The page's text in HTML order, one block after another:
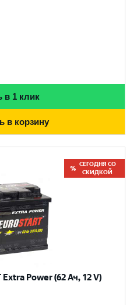
в 1 клик
в корзину
СЕГОДНЯ СО
СКИДКОЙ
Power (62 Ач, 12 V)